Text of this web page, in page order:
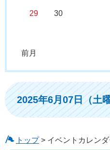
29 30
前月
2025年6月07日（土
トップ> イベントカレンダ